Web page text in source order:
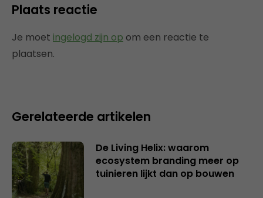
Plaats reactie
Je moet ingelogd zijn op om een reactie te
plaatsen.
Gerelateerde artikelen
De Living Helix: waarom
ecosystem branding meer op
tuinieren lijkt dan op bouwen